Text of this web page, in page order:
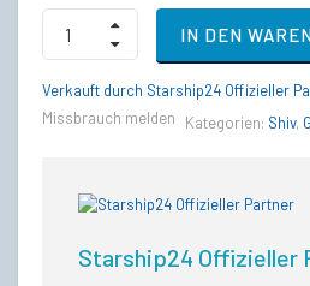
Shiv
Earthquake
Paint
Club
IN DEN
Verkauft durch Starship24 Offizieller
Missbrauch melden
Kategorien: Shiv,
Starship24 Offizieller